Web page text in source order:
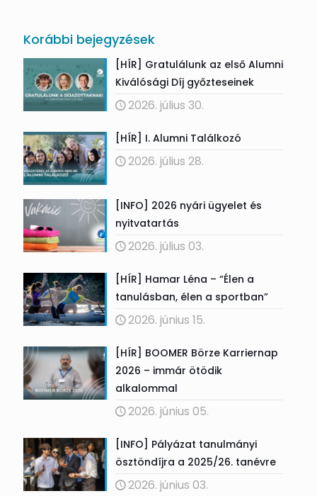
Korábbi bejegyzések
[HÍR] Gratulálunk az első Alumni
Kiválósági Díj győzteseinek
2026. július 30.
[HÍR] I. Alumni Találkozó
2026. július 28.
[INFO] 2026 nyári ügyelet és
nyitvatartás
2026. július 03.
[HÍR] Hamar Léna – “Élen a
tanulásban, élen a sportban”
2026. június 15.
[HÍR] BOOMER Börze Karriernap
2026 – immár ötödik
alkalommal
2026. június 05.
[INFO] Pályázat tanulmányi
ösztöndíjra a 2025/26. tanévre
2026. június 03.